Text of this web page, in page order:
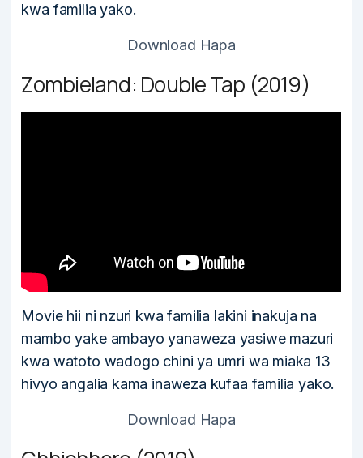
kwa familia yako.
Download Hapa
Zombieland: Double Tap (2019)
Movie hii ni nzuri kwa familia lakini inakuja na
mambo yake ambayo yanaweza yasiwe mazuri
kwa watoto wadogo chini ya umri wa miaka 13
hivyo angalia kama inaweza kufaa familia yako.
Download Hapa